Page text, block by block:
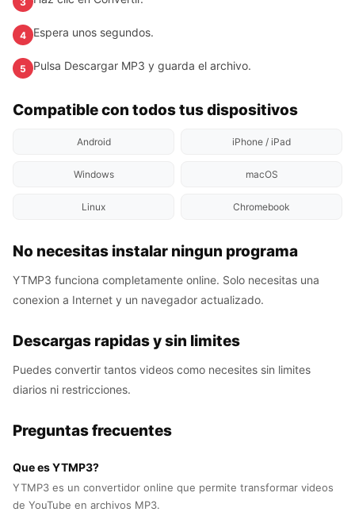
4 Espera unos segundos.
5 Pulsa Descargar MP3 y guarda el archivo.
Compatible con todos tus dispositivos
Android iPhone / iPad
Windows macOS
Linux Chromebook
No necesitas instalar ningun programa
YTMP3 funciona completamente online. Solo necesitas una
conexion a Internet y un navegador actualizado.
Descargas rapidas y sin limites
Puedes convertir tantos videos como necesites sin limites
diarios ni restricciones.
Preguntas frecuentes
Que es YTMP3?
YTMP3 es un convertidor online que permite transformar videos
de YouTube en archivos MP3.